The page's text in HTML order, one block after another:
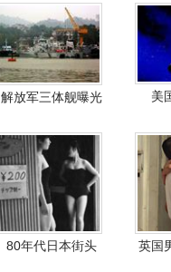
解放军三体舰曝光 美
80年代日本街头 英国